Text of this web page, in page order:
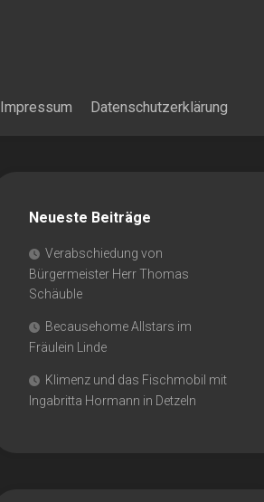
Impressum Datenschutzerklärung
Neueste Beiträge
Verabschiedung von
Bürgermeister Herr Thomas
Schäuble
Becausehome Allstars im
Fräulein Linde
Klimenz und das Fischmobil mit
Ingabritta Hormann in Detzeln